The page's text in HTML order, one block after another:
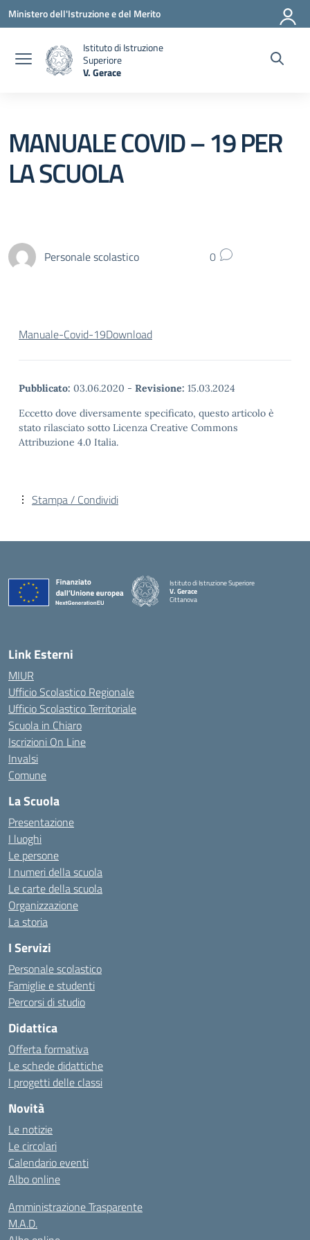
Vai ai contenuti
Vai al menu di navigazione
Vai al footer
Ministero dell'Istruzione e del Merito
Istituto di Istruzione
Superiore
V. Gerace
MANUALE COVID – 19 PER
LA SCUOLA
Personale scolastico 0
Manuale-Covid-19Download
Pubblicato: 03.06.2020 - Revisione: 15.03.2024
Eccetto dove diversamente specificato, questo articolo è
stato rilasciato sotto Licenza Creative Commons
Attribuzione 4.0 Italia.
Stampa / Condividi
Istituto di Istruzione Superiore
V. Gerace
Cittanova
Link Esterni
MIUR
Ufficio Scolastico Regionale
Ufficio Scolastico Territoriale
Scuola in Chiaro
Iscrizioni On Line
Invalsi
Comune
La Scuola
Presentazione
I luoghi
Le persone
I numeri della scuola
Le carte della scuola
Organizzazione
La storia
I Servizi
Personale scolastico
Famiglie e studenti
Percorsi di studio
Didattica
Offerta formativa
Le schede didattiche
I progetti delle classi
Novità
Le notizie
Le circolari
Calendario eventi
Albo online
Amministrazione Trasparente
M.A.D.